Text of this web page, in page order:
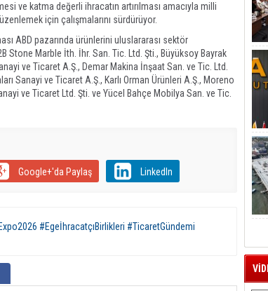
ve katma değerli ihracatın artırılması amacıyla milli
için çalışmalarını sürdürüyor.
ABD pazarında ürünlerini uluslararası sektör
Stone Marble İth. İhr. San. Tic. Ltd. Şti., Büyüksoy Bayrak
ve Ticaret A.Ş., Demar Makina İnşaat San. ve Tic. Ltd.
Sanayi ve Ticaret A.Ş., Karlı Orman Ürünleri A.Ş., Moreno
ve Ticaret Ltd. Şti. ve Yücel Bahçe Mobilya San. ve Tic.
Google+'da Paylaş LinkedIn
#EgeİhracatçıBirlikleri #TicaretGündemi